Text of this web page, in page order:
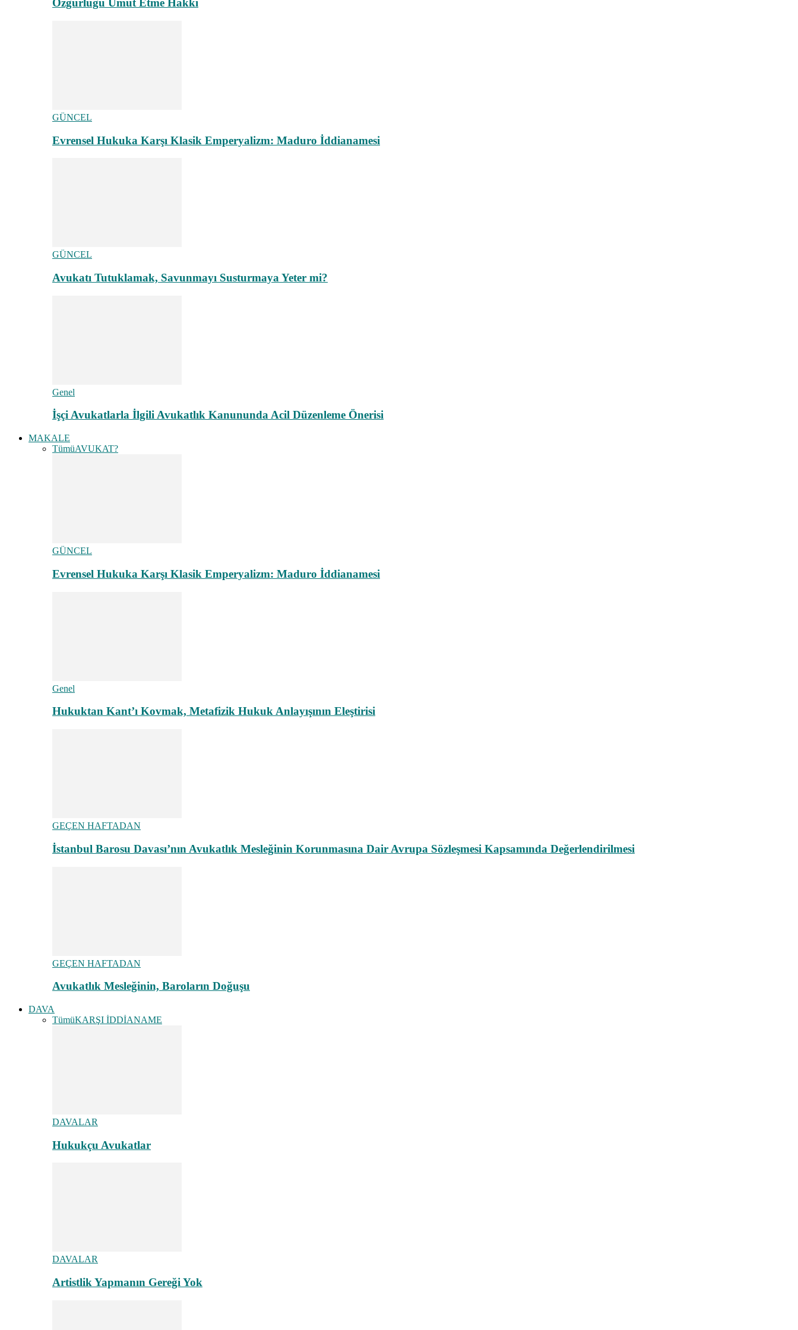
Özgürlüğü Umut Etme Hakkı
GÜNCEL
Evrensel Hukuka Karşı Klasik Emperyalizm: Maduro İddianamesi
GÜNCEL
Avukatı Tutuklamak, Savunmayı Susturmaya Yeter mi?
Genel
İşçi Avukatlarla İlgili Avukatlık Kanununda Acil Düzenleme Önerisi
MAKALE
TümüAVUKAT?
GÜNCEL
Evrensel Hukuka Karşı Klasik Emperyalizm: Maduro İddianamesi
Genel
Hukuktan Kant’ı Kovmak, Metafizik Hukuk Anlayışının Eleştirisi
GEÇEN HAFTADAN
İstanbul Barosu Davası’nın Avukatlık Mesleğinin Korunmasına Dair Avrupa Sözleşmesi Kapsamında Değerlendirilmesi
GEÇEN HAFTADAN
Avukatlık Mesleğinin, Baroların Doğuşu
DAVA
TümüKARŞI İDDİANAME
DAVALAR
Hukukçu Avukatlar
DAVALAR
Artistlik Yapmanın Gereği Yok